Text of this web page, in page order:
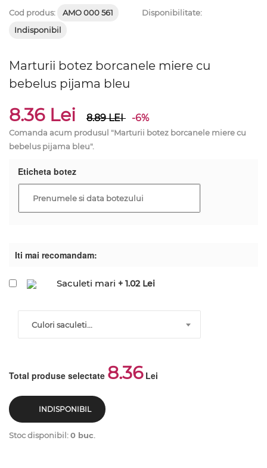
Cod produs: AMO 000 561
Disponibilitate:
Indisponibil
Marturii botez borcanele miere cu
bebelus pijama bleu
8.36 Lei 8.89LEI -6%
Comanda acum produsul "Marturii botez borcanele miere cu
bebelus pijama bleu".
Eticheta botez
Iti mai recomandam:
Saculeti mari + 1.02 Lei
Culori saculeti...
Total produse selectate 8.36Lei
INDISPONIBIL
Stoc disponibil:0 buc.